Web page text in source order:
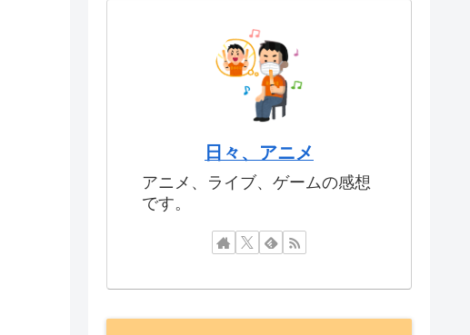
日々、アニメ
アニメ、ライブ、ゲームの感想
です。